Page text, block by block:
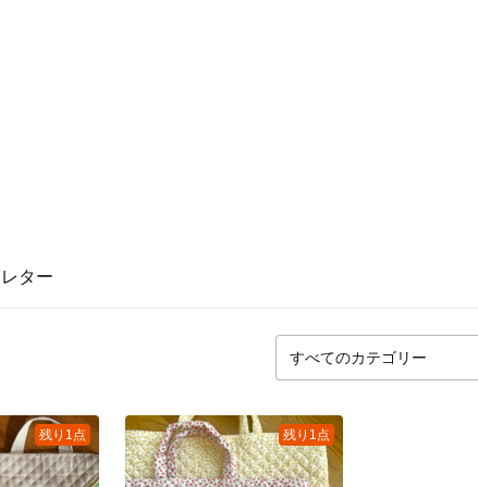
レター
残り1点 残り1点